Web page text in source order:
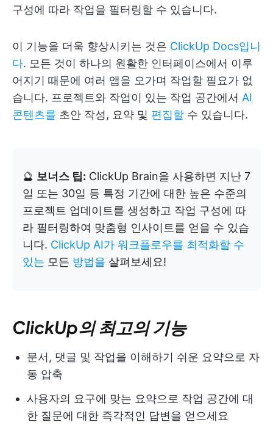
구성에 따라 작업을 필터링할 수 있습니다.
이 기능을 더욱 향상시키는 것은 ClickUp Docs입니
다. 모든 것이 하나의 원활한 인터페이스에서 이루
어지기 때문에 여러 앱을 오가며 작업할 필요가 없
습니다. 프로젝트와 작업이 있는 작업 공간에서 AI
콘텐츠를 초안 작성, 요약 및 편집할 수 있습니다.
🔮 보너스 팁: ClickUp Brain을 사용하면 지난 7
일 또는 30일 등 특정 기간에 대한 높은 수준의
프로젝트 업데이트를 생성하고 작업 구성에 따
라 필터링하여 맞춤형 인사이트를 얻을 수 있습
니다. ClickUp AI가 워크플로우를 최적화할 수
있는 모든 방법을 살펴보세요!
ClickUp의 최고의 기능
문서, 댓글 및 작업을 이해하기 쉬운 요약으로 자
동 압축
사용자의 요구에 맞는 요약으로 작업 공간에 대
한 질문에 대한 즉각적인 답변을 얻으세요